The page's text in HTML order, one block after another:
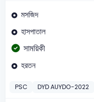
মসজিদ
হাসপাতাল
সাময়িকী
হরতন
PSC DYD AUYDO-2022